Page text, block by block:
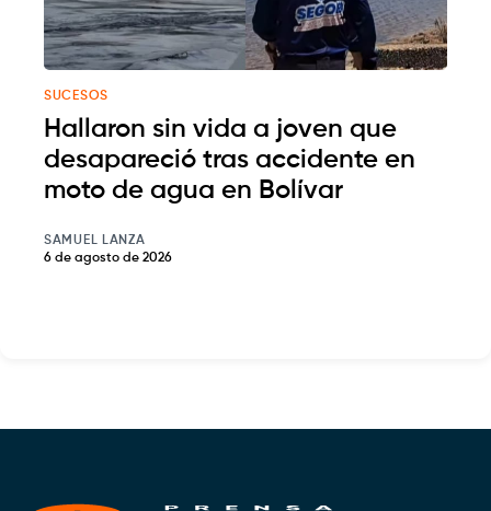
SUCESOS
Hallaron sin vida a joven que
desapareció tras accidente en
moto de agua en Bolívar
SAMUEL LANZA
6 de agosto de 2026